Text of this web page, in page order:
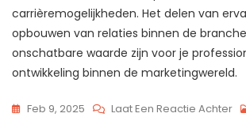
carrièremogelijkheden. Het delen van
opbouwen van relaties binnen de
onschatbare waarde zijn voor je
ontwikkeling binnen de marketingwereld.
Feb 9, 2025 Laat Een Reactie Achter